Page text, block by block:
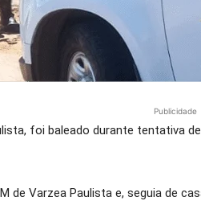
Publicidade
foi baleado durante tentativa
de Varzea Paulista e, seguia de